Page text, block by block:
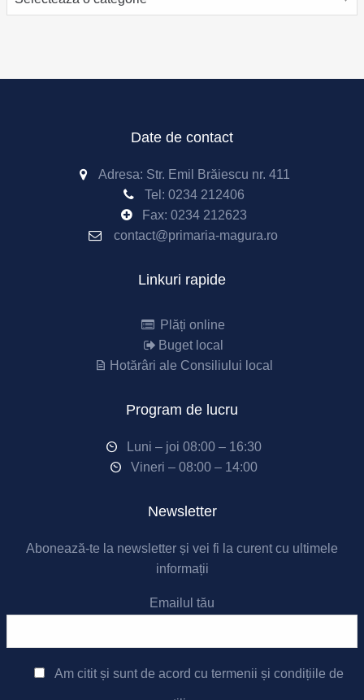
Date de contact
Adresa: Str. Emil Brăiescu nr. 411
Tel: 0234 212406
Fax: 0234 212623
contact@primaria-magura.ro
Linkuri rapide
Plăți online
Buget local
Hotărâri ale Consiliului local
Program de lucru
Luni – joi 08:00 – 16:30
Vineri – 08:00 – 14:00
Newsletter
Abonează-te la newsletter și vei fi la curent cu ultimele
informații
Emailul tău
Am citit și sunt de acord cu termenii și condițiile de